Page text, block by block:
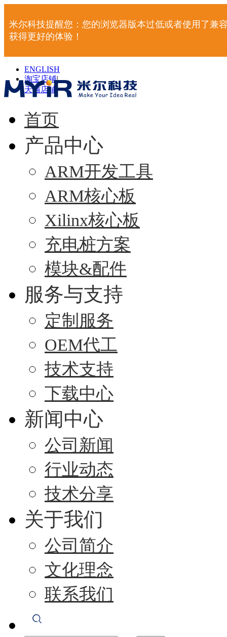
米尔科技提醒您：您的浏览器版本过低或者使用了兼
获得更好的体验！
ENGLISH
淘宝店铺|
天猫店铺 |
首页
产品中心
ARM开发工具
ARM核心板
Xilinx核心板
充电桩方案
模块&配件
服务与支持
定制服务
OEM代工
技术支持
下载中心
新闻中心
公司新闻
行业动态
技术分享
关于我们
公司简介
文化理念
联系我们